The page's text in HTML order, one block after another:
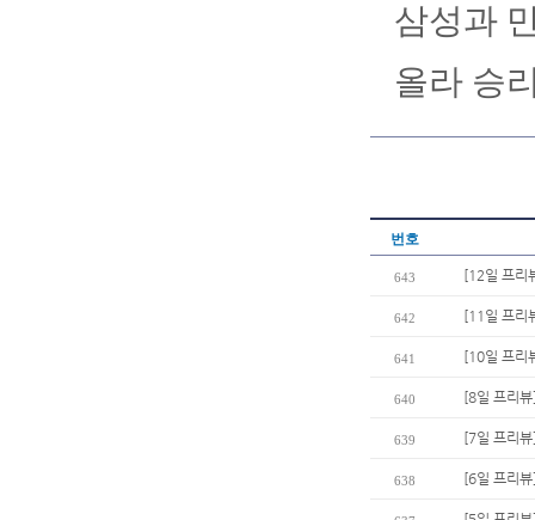
삼성과
올라 승
번호
643 [12일 프리
642 [11일 프리
641 [10일 프리
640 [8일 프리
639 [7일 프리
638 [6일 프리